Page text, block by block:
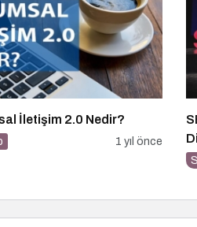
İletişim 2.0 Nedir?
1 yıl önce